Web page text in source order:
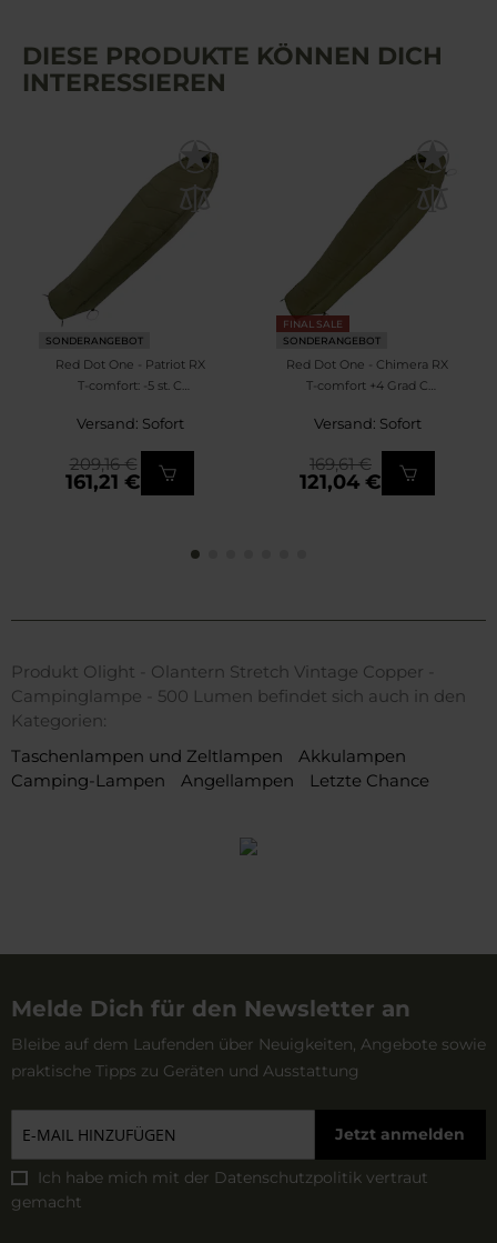
DIESE PRODUKTE KÖNNEN DICH
INTERESSIEREN
SONDERANGEBOT
Red Dot One - Patriot RX
T-comfort: -5 st. C
Versand: Sofort
161,21 €
209,16 €
FINAL SALE
SONDERANGEBOT
Red Dot One - Chimera RX
T-comfort +4 Grad C
Versand: Sofort
121,04 €
169,61 €
Produkt Olight - Olantern Stretch Vintage Copper -
Campinglampe - 500 Lumen befindet sich auch in den
Kategorien:
Taschenlampen und Zeltlampen
Akkulampen
Camping-Lampen
Angellampen Letzte Chance
Melde Dich für den Newsletter an
Bleibe auf dem Laufenden über Neuigkeiten, Angebote sowie
praktische Tipps zu Geräten und Ausstattung
Jetzt anmelden
Ich habe mich mit der Datenschutzpolitik vertraut
gemacht